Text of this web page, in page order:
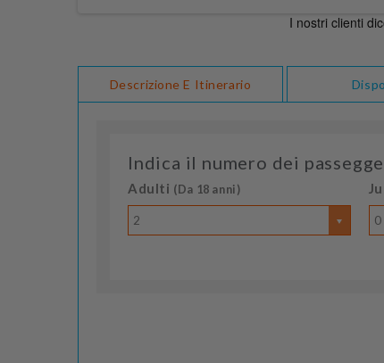
Descrizione E Itinerario
Indica il numero dei
Adulti (Da 18 anni)
2 0